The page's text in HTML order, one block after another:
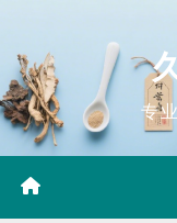
content
专